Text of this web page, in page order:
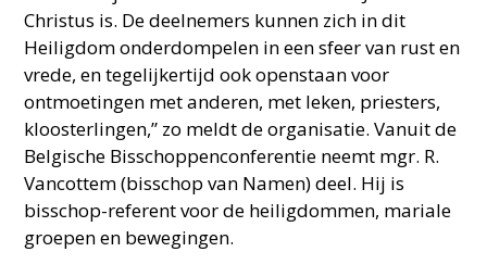
Christus is. De deelnemers kunnen zich in dit
Heiligdom onderdompelen in een sfeer van rust en
vrede, en tegelijkertijd ook openstaan voor
ontmoetingen met anderen, met leken, priesters,
kloosterlingen,” zo meldt de organisatie. Vanuit de
Belgische Bisschoppenconferentie neemt mgr. R.
Vancottem (bisschop van Namen) deel. Hij is
bisschop-referent voor de heiligdommen, mariale
groepen en bewegingen.